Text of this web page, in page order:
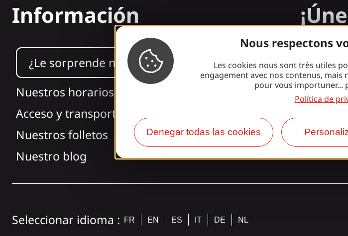
Nous respectons
Les cookies nous sont très utiles
engagement avec nos contenus, mais
pour vous importuner...
Política de
Denegar todas las cookies
Información
¿Le sorprende nuestro diseño?
Nuestros horarios
Acceso y transporte
Nuestros folletos
Nuestro blog
FacebookInstagram
Seleccionar idioma : FR EN ES IT DE NL